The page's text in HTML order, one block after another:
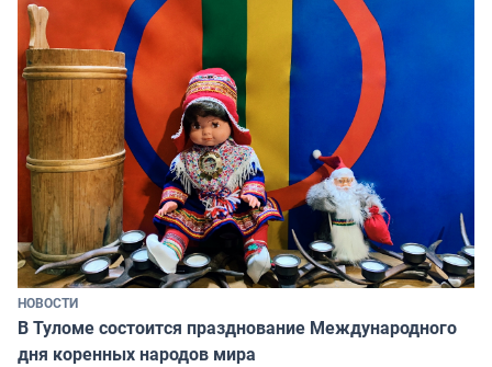
НОВОСТИ
В Туломе состоится празднование Международного
дня коренных народов мира